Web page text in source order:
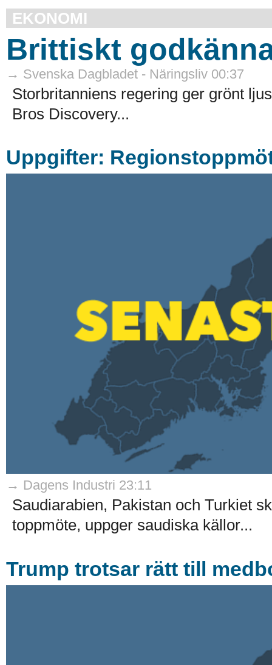
EKONOMI
Brittiskt
→ Svenska Dagbladet - Näringsliv 00:37
Storbritanniens regering ger grönt
Bros Discovery...
Uppgifter:
→ Dagens Industri 23:11
Saudiarabien, Pakistan och Turkiet
toppmöte, uppger saudiska källor...
Trump trotsar rätt till